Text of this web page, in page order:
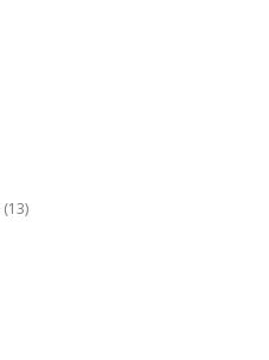
(13)